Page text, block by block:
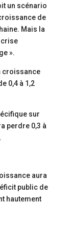
un scénario
de
Mais la
crise
».
croissance
0,4 à 1,2
sur
perdre 0,3 à
aura
public de
hautement